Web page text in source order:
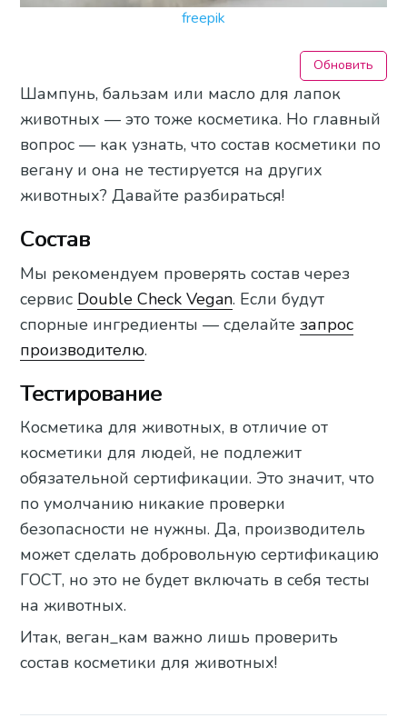
freepik
Обновить
Шампунь, бальзам или масло для лапок
животных — это тоже косметика. Но главный
вопрос — как узнать, что состав косметики по
вегану и она не тестируется на других
животных? Давайте разбираться!
Состав
Мы рекомендуем проверять состав через
сервис Double Check Vegan. Если будут
спорные ингредиенты — сделайтезапрос
производителю.
Тестирование
Косметика для животных, в отличие от
косметики для людей, не подлежит
обязательной сертификации. Это значит, что
по умолчанию никакие проверки
безопасности не нужны. Да, производитель
может сделать добровольную сертификацию
ГОСТ, но это не будет включать в себя тесты
на животных.
Итак, веган_кам важно лишь проверить
состав косметики для животных!